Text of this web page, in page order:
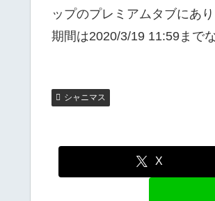
ップのプレミアムタブにあ
期間は2020/3/19 11:59まで
シャニマス
X